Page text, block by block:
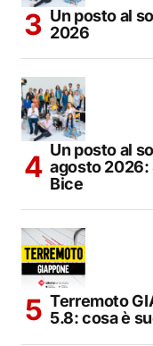
Un posto al
2026
Un posto al
agosto 2026:
Bice
Terremoto
5.8: cosa è